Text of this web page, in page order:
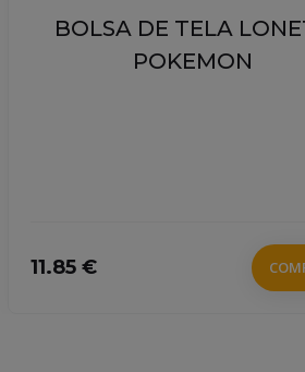
BOLSA DE TELA
POKEMON
11.85 €